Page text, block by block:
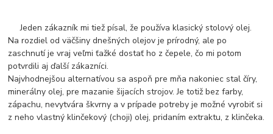
Jeden zákazník mi tiež písal, že používa klasický stolový olej.
Na rozdiel od väčšiny dnešných olejov je prírodný, ale po
zaschnutí je vraj veľmi ťažké dostať ho z čepele, čo mi potom
potvrdili aj ďalší zákazníci.
Najvhodnejšou alternatívou sa aspoň pre mňa nakoniec stal číry,
minerálny olej, pre mazanie šijacích strojov. Je totiž bez farby,
zápachu, nevytvára škvrny a v prípade potreby je možné vyrobiť si
z neho vlastný klinčekový (choji) olej, pridaním extraktu, z klinčeka.